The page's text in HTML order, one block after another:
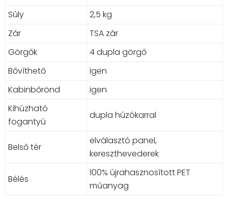
Súly
2,5 kg
Zár
TSA zár
Görgők
4 dupla görgő
Bővíthető
igen
Kabinbőrönd
igen
Kihúzható
fogantyú
dupla húzókarral
Belső tér
elválasztó panel,
kereszthevederek
Bélés
100% újrahasznosított PET
műanyag